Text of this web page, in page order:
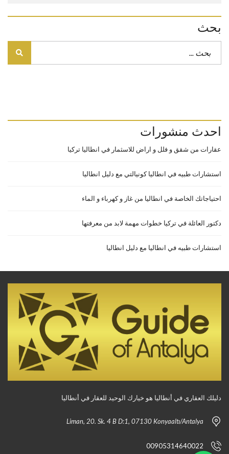
بحث
احدث منشورات
عقارات من شقق و فلل و اراض للاسثمار في انطاليا تركيا
استشارات طبيه في انطاليا كونيالتي مع دليل انطاليا
احتياجاتك الخاصة في انطاليا من غاز و كهرباء و الماء
دكتور العائلة في تركيا خطوات مهمة لابد من معرفتها
استشارات طبيه في انطاليا مع دليل انطاليا
دليلك العقاري في أنطاليا هو خيارك الوحيد للعقار في أنطاليا
Liman, 20. Sk. 4 B D:1, 07130 Konyaaltı/Antalya
00905314640022